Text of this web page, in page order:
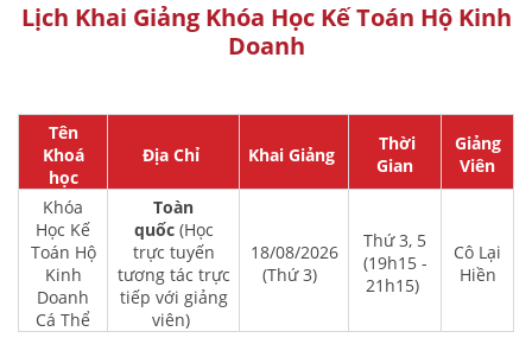
Lịch Khai Giảng Khóa Học Kế Toán Hộ Kinh
Doanh
Tên
Khoá
học
Địa Chỉ Khai Giảng
Thời
Gian
Giảng
Viên
Khóa
Học Kế
Toán Hộ
Kinh
Doanh
Cá Thể
Toàn
quốc(Học
trực tuyến
tương tác trực
tiếp với giảng
viên)
18/08/2026
(Thứ 3)
Thứ 3, 5
(19h15 -
21h15)
Cô Lại
Hiền